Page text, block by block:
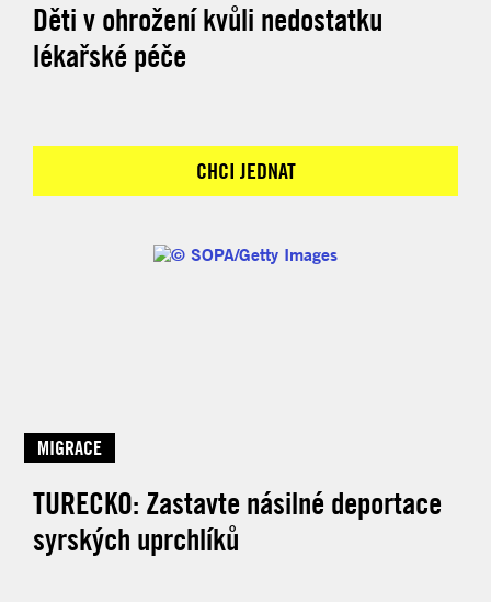
Děti v ohrožení kvůli nedostatku
lékařské péče
CHCI JEDNAT
MIGRACE
TURECKO: Zastavte násilné deportace
syrských uprchlíků